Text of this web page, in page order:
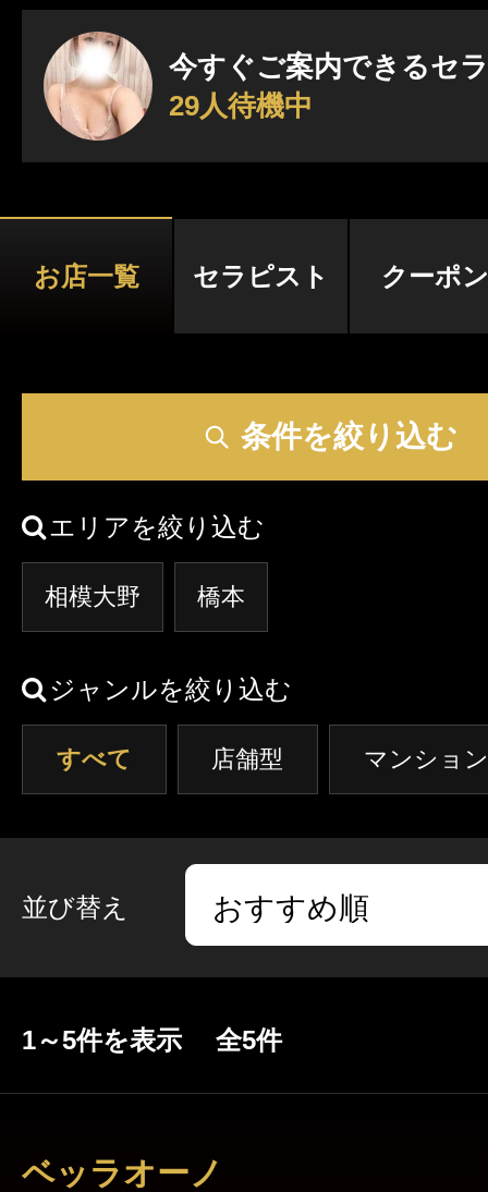
夏の特集イベント開催中！
メンズエステ店
お店検索ページへ
神奈川 埼玉
茨城 栃木
ジャンルから探す
店舗型 マンション(個室)
セラピスト
セラピストを探す
本日出勤のセラピスト
口コミ
体験談
写メ日記
ニュース
ギャラリー
今すぐご案内できるセ
29人待機中
お店一覧 セラピスト クーポ
条件を絞り込む
エリアを絞り込む
相模大野 橋本
ジャンルを絞り込む
すべて 店舗型 マンショ
並び替え
1～5件を表示 全5件
ベッラオーノ